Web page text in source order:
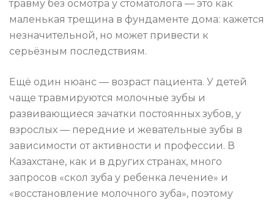
травму без осмотра у стоматолога — это как
маленькая трещина в фундаменте дома: кажется
незначительной, но может привести к
серьёзным последствиям.
Ещё один нюанс — возраст пациента. У детей
чаще травмируются молочные зубы и
развивающиеся зачатки постоянных зубов, у
взрослых — передние и жевательные зубы в
зависимости от активности и профессии. В
Казахстане, как и в других странах, много
запросов «скол зуба у ребенка лечение» и
«восстановление молочного зуба», поэтому